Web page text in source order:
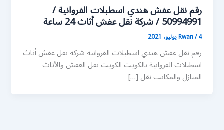
رقم نقل عفش هندي اسطبلات الفروانية /
50994991 / شركة نقل عفش أثاث 24 ساعة
Rwan/4 يوليو، 2021
رقم نقل عفش هندي اسطبلات الفروانية شركة نقل عفش أثاث
اسطبلات الفروانية بالكويت الكويت نقل العفش والأثاث
المنازل والمكاتب نقل […]